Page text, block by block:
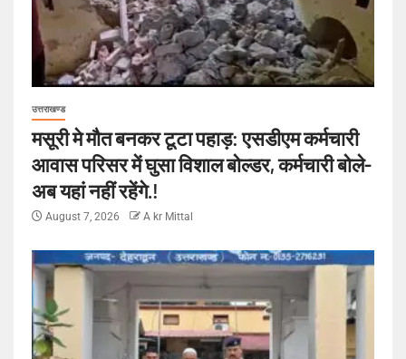
उत्तराखण्ड
मसूरी मे मौत बनकर टूटा पहाड़: एसडीएम कर्मचारी
आवास परिसर में घुसा विशाल बोल्डर, कर्मचारी बोले-
अब यहां नहीं रहेंगे.!
August 7, 2026 A kr Mittal